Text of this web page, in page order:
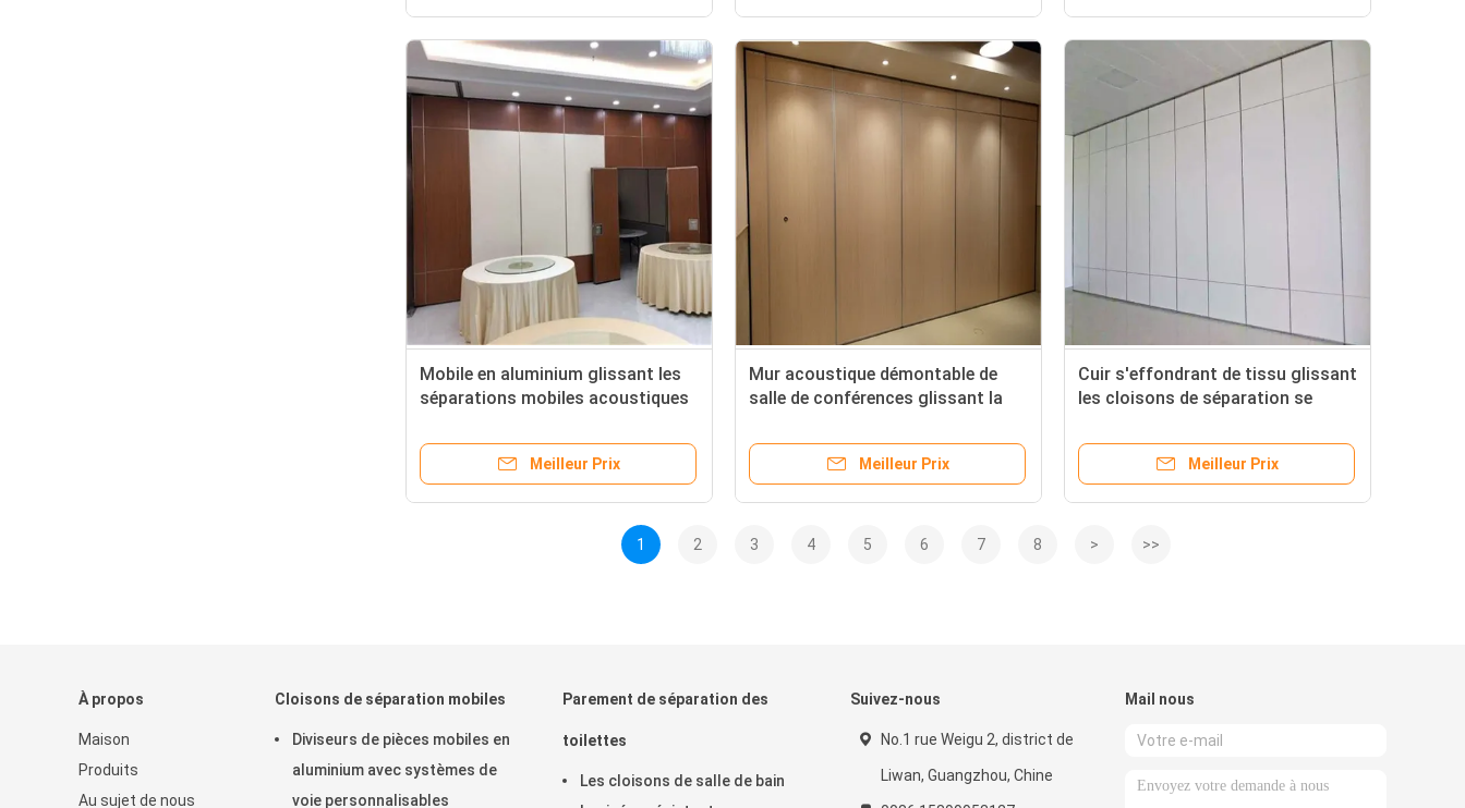
Mobile en aluminium glissant les
séparations mobiles acoustiques
cloisons de séparation
Meilleur Prix
Mur acoustique démontable de
salle de conférences glissant la
de banquet
Meilleur Prix
Cuir s'effondrant de tissu glissant
les cloisons de séparation se
conférences
Meilleur Prix
1 2 3 4 5 6 7 8 > >>
À propos
Maison
Produits
Au sujet de nous
Cloisons de séparation mobiles
Diviseurs de pièces mobiles en
aluminium avec systèmes de
voie personnalisables
Parement de séparation des
toilettes
Les cloisons de salle de bain
Suivez-nous
No.1 rue Weigu 2, district de
Liwan, Guangzhou, Chine
Mail nous